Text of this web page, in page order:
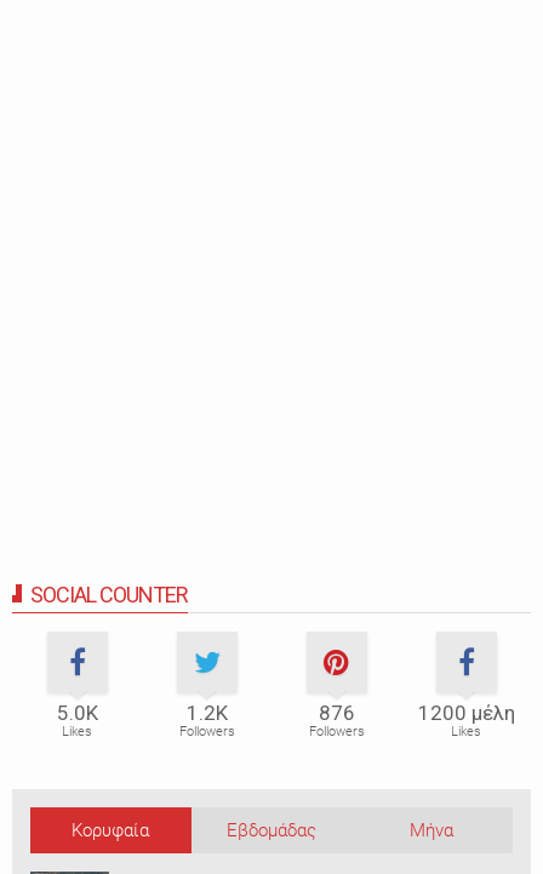
SOCIAL COUNTER
5.0Κ
Likes
1.2Κ
Followers
876
Followers
1200 μέλη
Likes
Κορυφαία Εβδομάδας Μήνα